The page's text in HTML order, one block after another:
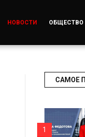
НОВОСТИ ОБЩЕСТВО
САМОЕ
1